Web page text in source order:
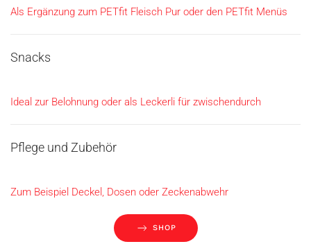
Als Ergänzung zum PETfit Fleisch Pur oder den PETfit Menüs
Snacks
Ideal zur Belohnung oder als Leckerli für zwischendurch
Pflege und Zubehör
Zum Beispiel Deckel, Dosen oder Zeckenabwehr
SHOP